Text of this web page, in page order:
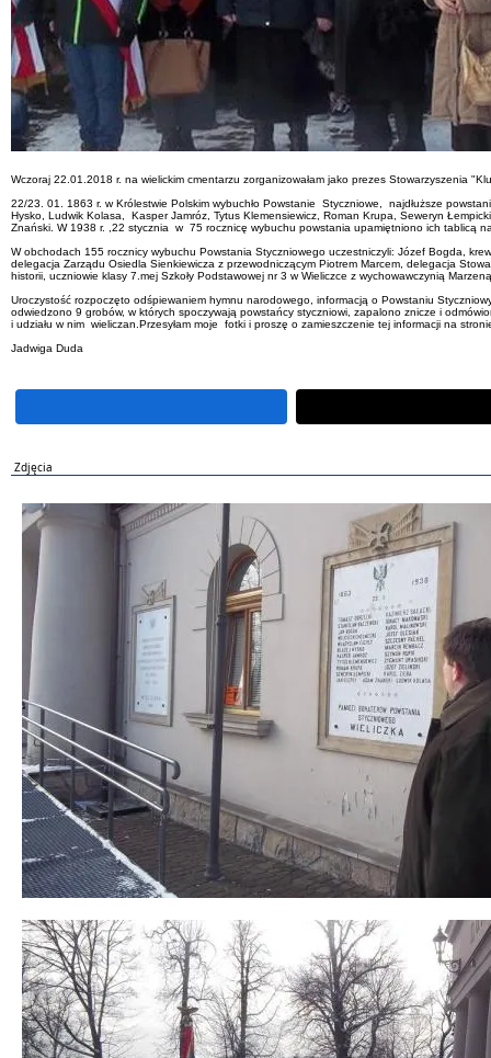
Wczoraj 22.01.2018 r. na wielickim cmentarzu zorganizowałam jako prezes Stowarzyszenia
22/23. 01. 1863 r. w Królestwie Polskim wybuchło Powstanie Styczniowe, najdłuższe
Hysko, Ludwik Kolasa, Kasper Jamróz, Tytus Klemensiewicz, Roman Krupa, Seweryn
Znański. W 1938 r. ,22 stycznia w 75 rocznicę wybuchu powstania upamiętniono ich tablicą
W obchodach 155 rocznicy wybuchu Powstania Styczniowego uczestniczyli: Józef Bogda,
delegacja Zarządu Osiedla Sienkiewicza z przewodniczącym Piotrem Marcem, delegacja
historii, uczniowie klasy 7.mej Szkoły Podstawowej nr 3 w Wieliczce z wychowawczynią
Uroczystość rozpoczęto odśpiewaniem hymnu narodowego, informacją o Powstaniu
odwiedzono 9 grobów, w których spoczywają powstańcy styczniowi, zapalono znicze i
i udziału w nim wieliczan.Przesyłam moje fotki i proszę o zamieszczenie tej informacji na
Jadwiga Duda
Zdjęcia